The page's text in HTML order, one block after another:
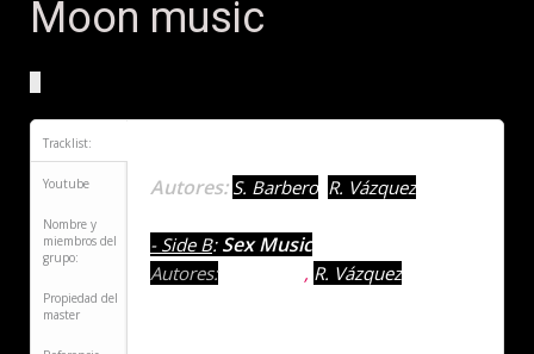
Moon music
Tracklist:
Youtube
Nombre y
miembros del
grupo:
Propiedad del
master
Autores: S. Barbero R. Vázquez
- Side B: Sex Music
Autores:S. Barbero , R. Vázquez